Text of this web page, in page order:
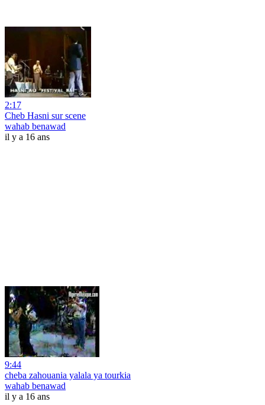
2:17
Cheb Hasni sur scene
wahab benawad
il y a 16 ans
9:44
cheba zahouania yalala ya tourkia
wahab benawad
il y a 16 ans